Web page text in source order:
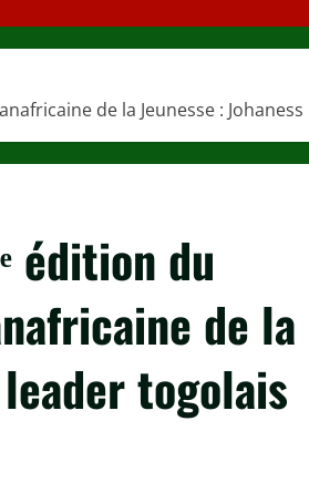
de la Jeunesse :
édition du
de la
togolais